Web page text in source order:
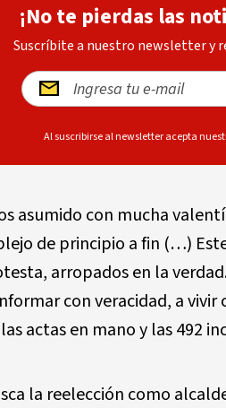
¡No te pierdas las
Suscríbite a nuestro newsletter y
Al suscribirse al newsletter acepta
asumido con mucha
de principio a fin (…)
arropados en la
con veracidad, a
actas en mano y las 492
la reelección como